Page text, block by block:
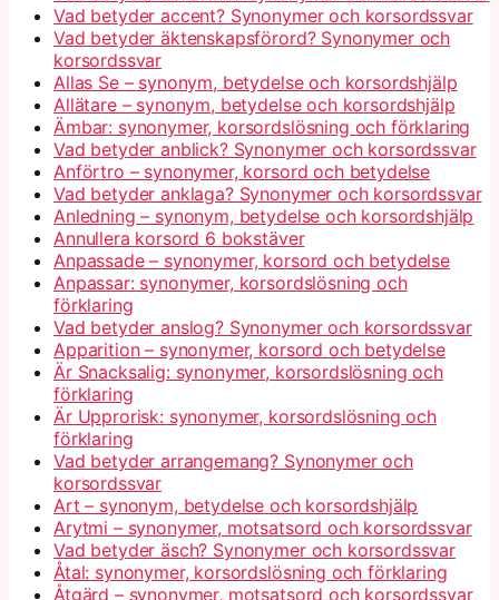
Vad betyder accent? Synonymer och korsordssvar
Vad betyder äktenskapsförord? Synonymer och
korsordssvar
Allas Se – synonym, betydelse och korsordshjälp
Allätare – synonym, betydelse och korsordshjälp
Ämbar: synonymer, korsordslösning och förklaring
Vad betyder anblick? Synonymer och korsordssvar
Anförtro – synonymer, korsord och betydelse
Vad betyder anklaga? Synonymer och korsordssvar
Anledning – synonym, betydelse och korsordshjälp
Annullera korsord 6 bokstäver
Anpassade – synonymer, korsord och betydelse
Anpassar: synonymer, korsordslösning och
förklaring
Vad betyder anslog? Synonymer och korsordssvar
Apparition – synonymer, korsord och betydelse
Är Snacksalig: synonymer, korsordslösning och
förklaring
Är Upprorisk: synonymer, korsordslösning och
förklaring
Vad betyder arrangemang? Synonymer och
korsordssvar
Art – synonym, betydelse och korsordshjälp
Arytmi – synonymer, motsatsord och korsordssvar
Vad betyder äsch? Synonymer och korsordssvar
Åtal: synonymer, korsordslösning och förklaring
Åtgärd – synonymer, motsatsord och korsordssvar